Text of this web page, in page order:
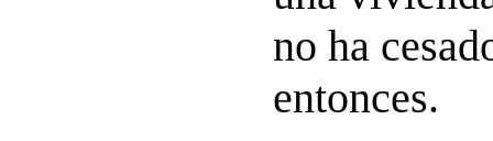
no ha
entonces.